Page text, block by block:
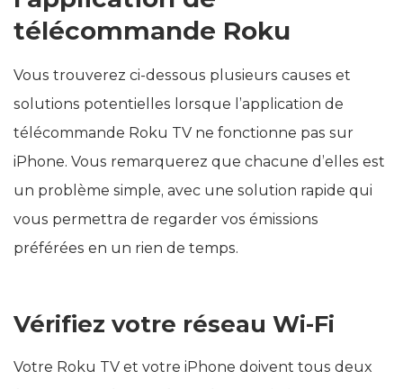
télécommande Roku
Vous trouverez ci-dessous plusieurs causes et
solutions potentielles lorsque l’application de
télécommande Roku TV ne fonctionne pas sur
iPhone. Vous remarquerez que chacune d’elles est
un problème simple, avec une solution rapide qui
vous permettra de regarder vos émissions
préférées en un rien de temps.
Vérifiez votre réseau Wi-Fi
Votre Roku TV et votre iPhone doivent tous deux